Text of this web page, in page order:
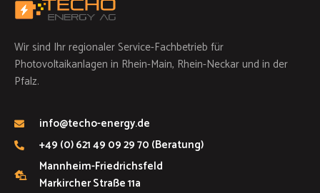
Wir sind Ihr regionaler Service-Fachbetrieb für
Photovoltaikanlagen in Rhein-Main, Rhein-Neckar und in der
Pfalz.
info@techo-energy.de
+49 (0) 621 49 09 29 70 (Beratung)
Mannheim-Friedrichsfeld
Markircher Straße 11a